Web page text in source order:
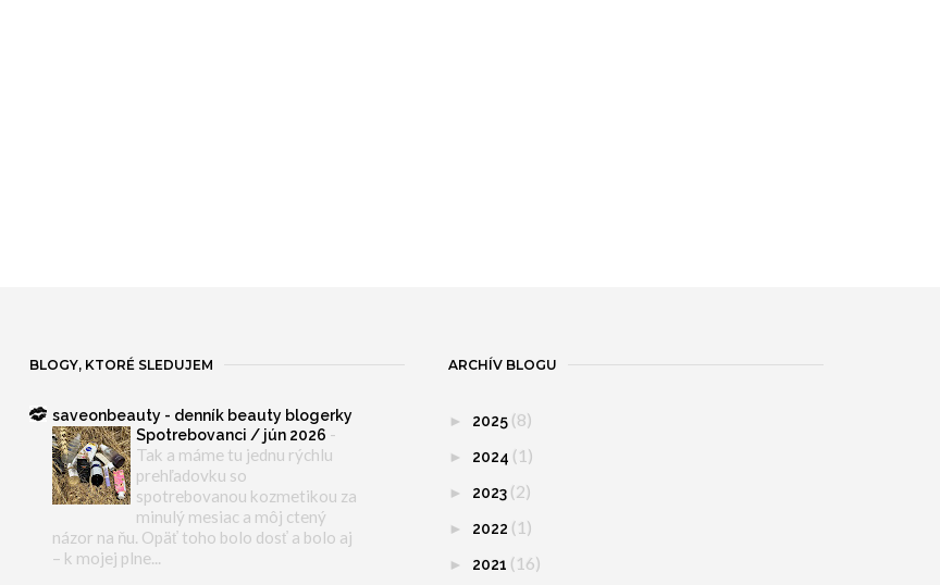
BLOGY, KTORÉ SLEDUJEM
saveonbeauty - denník beauty blogerky
Spotrebovanci / jún 2026 -
Tak a máme tu jednu rýchlu
prehľadovku so
spotrebovanou kozmetikou za
minulý mesiac a môj ctený
názor na ňu. Opäť toho bolo dosť a bolo aj
– k mojej plne...
ARCHÍV BLOGU
► 2025 (8)
► 2024 (1)
► 2023 (2)
► 2022 (1)
► 2021 (16)